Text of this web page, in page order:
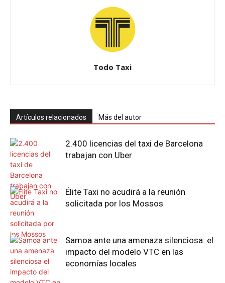
Todo Taxi
Artículos relacionados Más del autor
2.400 licencias del taxi de Barcelona
trabajan con Uber
Élite Taxi no acudirá a la reunión
solicitada por los Mossos
Samoa ante una amenaza silenciosa: el
impacto del modelo VTC en las
economías locales